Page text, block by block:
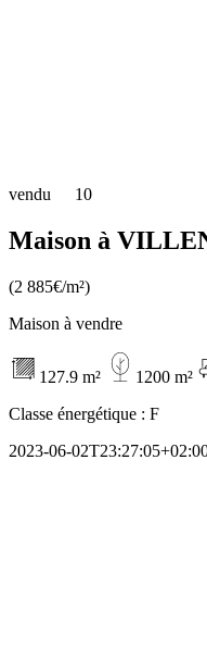
vendu 10
Maison à
(2 885€/m²)
Maison à vendre
127.9 m² 1200 m²
Classe énergétique : F
2023-06-